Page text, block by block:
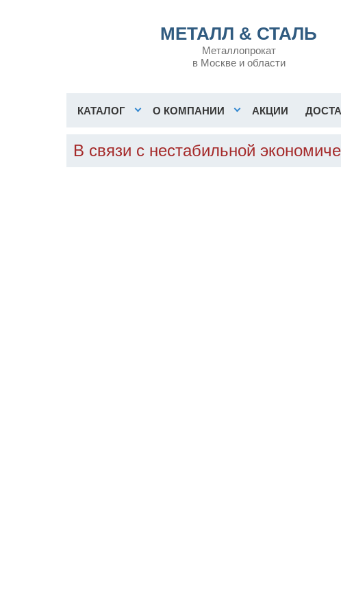
МЕТАЛЛ & СТАЛЬ
Металлопрокат
в Москве и области
КАТАЛОГ О КОМПАНИИ АКЦИИ
В связи с нестабильной